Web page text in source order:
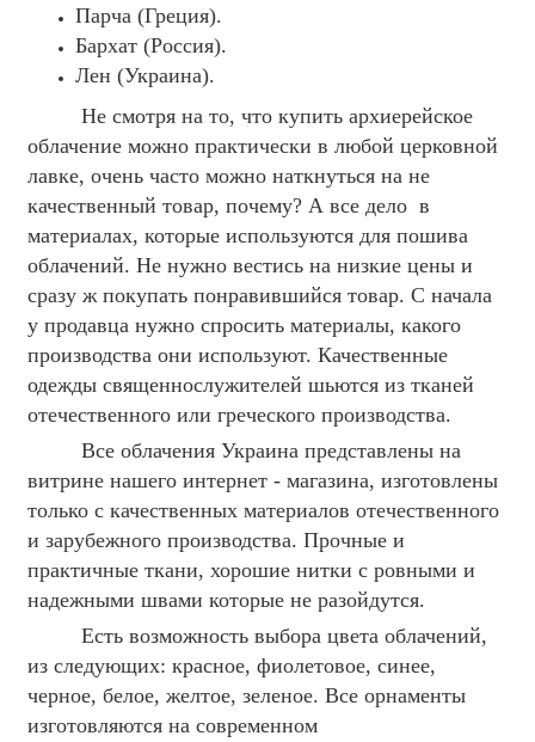
Парча (Греция).
Бархат (Россия).
Лен (Украина).
Не смотря на то, что купить архиерейское
облачение можно практически в любой церковной
лавке, очень часто можно наткнуться на не
качественный товар, почему? А все дело в
материалах, которые используются для пошива
облачений. Не нужно вестись на низкие цены и
сразу ж покупать понравившийся товар. С начала
у продавца нужно спросить материалы, какого
производства они используют. Качественные
одежды священнослужителей шьются из тканей
отечественного или греческого производства.
Все облачения Украина представлены на
витрине нашего интернет - магазина, изготовлены
только с качественных материалов отечественного
и зарубежного производства. Прочные и
практичные ткани, хорошие нитки с ровными и
надежными швами которые не разойдутся.
Есть возможность выбора цвета облачений,
из следующих: красное, фиолетовое, синее,
черное, белое, желтое, зеленое. Все орнаменты
изготовляются на современном